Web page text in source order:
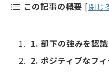
この記事の概要 [閉じ
1. 部下の強みを認
2. ポジティブなフ